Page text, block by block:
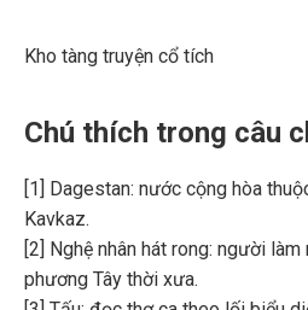
Kho tàng truyện cổ tích
Chú thích trong câu
[1] Dagestan: nước cộng hòa
Kavkaz.
[2] Nghệ nhân hát rong: người
phương Tây thời xưa.